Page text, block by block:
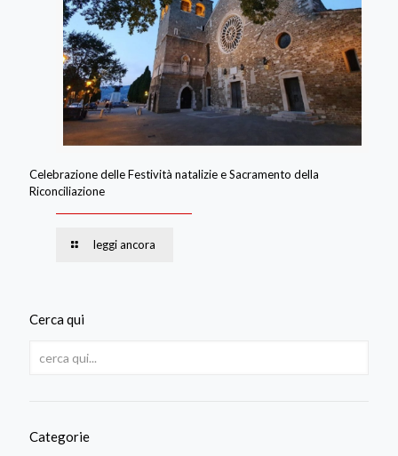
Celebrazione delle Festività natalizie e Sacramento della
Riconciliazione
leggi ancora
Cerca qui
Categorie